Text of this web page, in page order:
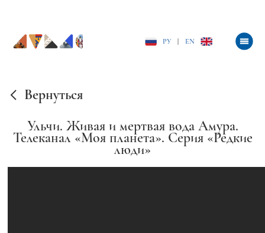
РУ EN
Вернуться
Ульчи. Живая и мертвая вода Амура.
Телеканал «Моя планета». Серия «Редкие
люди»